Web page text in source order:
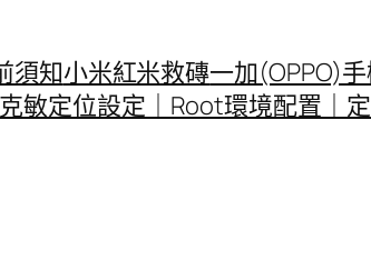
須知小米紅米救磚一加(OPPO)
敏定位設定｜Root環境配置｜